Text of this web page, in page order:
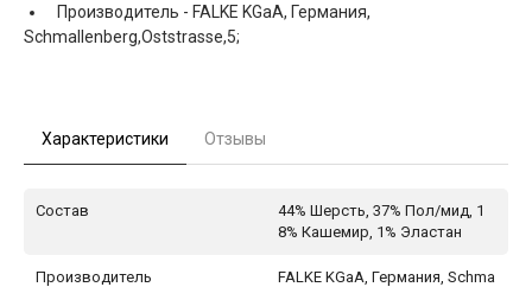
Производитель - FALKE KGaA, Германия,
Schmallenberg,Oststrasse,5;
Характеристики Отзывы
Состав
44% Шерсть, 37% Пол/мид, 1
8% Кашемир, 1% Эластан
Производитель
FALKE KGaA, Германия, Schma